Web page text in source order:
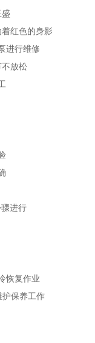
红色的身影
进行维修
放松
进行
恢复作业
护保养工作